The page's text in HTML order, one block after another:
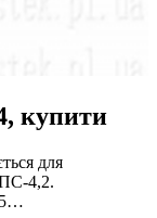
купити
для
4,2.